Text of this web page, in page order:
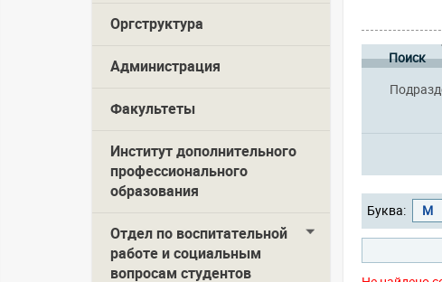
Оргструктура
Администрация
Факультеты
Институт дополнительного
профессионального
образования
Отдел по воспитательной
работе и социальным
вопросам студентов
Поиск
Буква: М